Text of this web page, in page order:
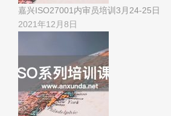
嘉兴ISO27001内审员培训3月24-25日
2021年12月8日